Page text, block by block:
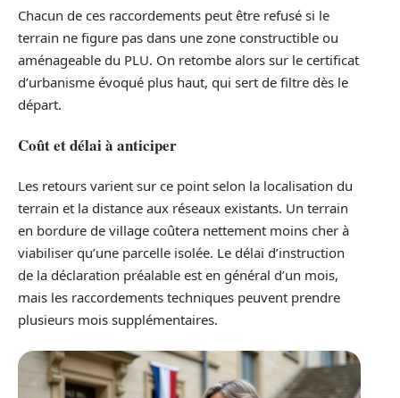
Chacun de ces raccordements peut être refusé si le
terrain ne figure pas dans une zone constructible ou
aménageable du PLU. On retombe alors sur le certificat
d’urbanisme évoqué plus haut, qui sert de filtre dès le
départ.
Coût et délai à anticiper
Les retours varient sur ce point selon la localisation du
terrain et la distance aux réseaux existants. Un terrain
en bordure de village coûtera nettement moins cher à
viabiliser qu’une parcelle isolée. Le délai d’instruction
de la déclaration préalable est en général d’un mois,
mais les raccordements techniques peuvent prendre
plusieurs mois supplémentaires.